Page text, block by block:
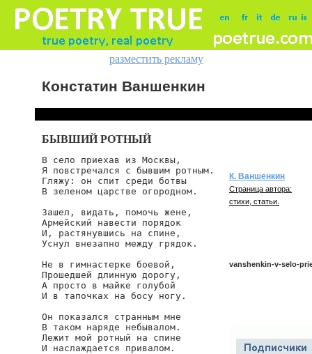
разместить рекламу
Констатин Ваншенкин
БЫВШИЙ РОТНЫЙ
В село приехав из Москвы,
Я повстречался с бывшим ротным.
Гляжу: он спит среди ботвы
В зеленом царстве огородном.
Зашел, видать, помочь жене,
Армейский навести порядок
И, растянувшись на спине,
Уснул внезапно между грядок.
Не в гимнастерке боевой,
Прошедшей длинную дорогу,
А просто в майке голубой
И в тапочках на босу ногу.
Он показался странным мне
В таком наряде небывалом.
Лежит мой ротный на спине
И наслаждается привалом.
К. Ваншенкин
Страница автора:
стихи, статьи.
vanshenkin-v-selo-